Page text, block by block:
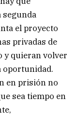
segunda
el proyecto
privadas de
y quieran volver
oportunidad.
en prisión no
sea tiempo en